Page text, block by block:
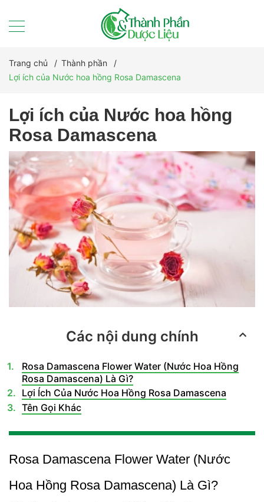
Trang chủ / Thành phần
/
Lợi ích của Nước hoa hồng Rosa Damascena
Lợi ích của Nước hoa hồng
Rosa Damascena
Các nội dung chính
Rosa Damascena Flower Water (Nước Hoa Hồng
Rosa Damascena) Là Gì?
Lợi Ích Của Nước Hoa Hồng Rosa Damascena
Tên Gọi Khác
Rosa Damascena Flower Water (Nước
Hoa Hồng Rosa Damascena) Là Gì?